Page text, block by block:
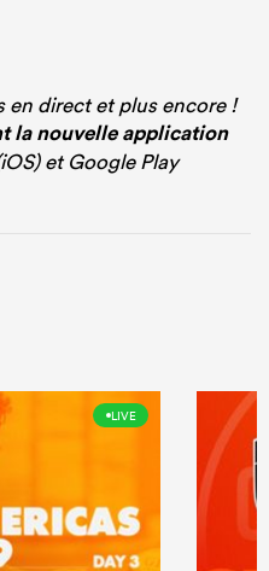
direct et plus encore !
la nouvelle application
et Google Play
LIVE